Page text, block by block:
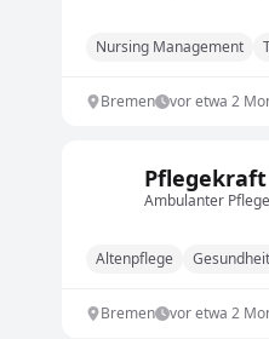
Nursing Management
Bremen vor etwa 2
Ambulanter
Altenpflege
Bremen vor etwa 2